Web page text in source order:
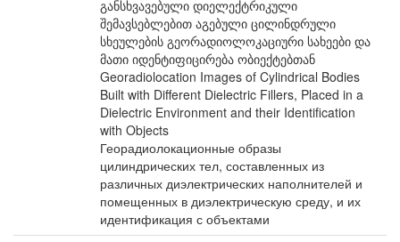
განსხვავებული დიელექტრიკული
შემავსებლებით აგებული ცილინდრული
სხეულების გეორადიოლოკაციური სახეები და
მათი იდენტიფიცირება ობიექტებთან
Georadiolocation Images of Cylindrical Bodies
Built with Different Dielectric Fillers, Placed in a
Dielectric Environment and their Identification
with Objects
Георадиолокационные образы
цилиндрических тел, составленных из
различных диэлектрических наполнителей и
помещенных в диэлектрическую среду, и их
идентификация с объектами